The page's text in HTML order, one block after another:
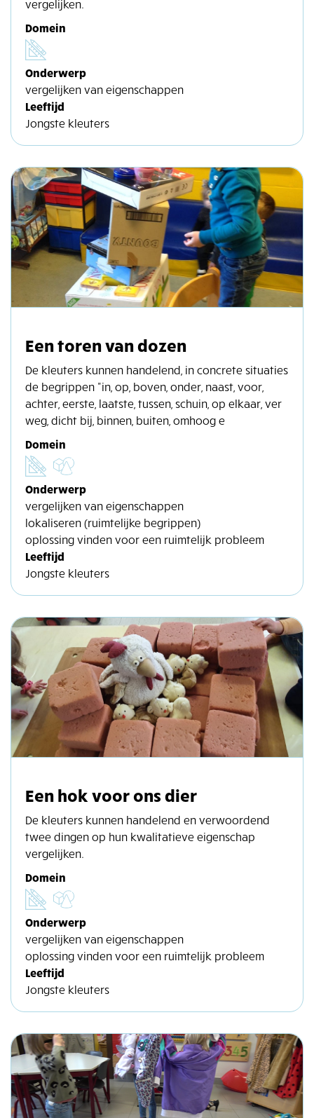
vergelijken.
Domein
Onderwerp
vergelijken van eigenschappen
Leeftijd
Jongste kleuters
Een toren van dozen
De kleuters kunnen handelend, in concrete situaties
de begrippen "in, op, boven, onder, naast, voor,
achter, eerste, laatste, tussen, schuin, op elkaar, ver
weg, dicht bij, binnen, buiten, omhoog e
Domein
Onderwerp
vergelijken van eigenschappen
lokaliseren (ruimtelijke begrippen)
oplossing vinden voor een ruimtelijk probleem
Leeftijd
Jongste kleuters
Een hok voor ons dier
De kleuters kunnen handelend en verwoordend
twee dingen op hun kwalitatieve eigenschap
vergelijken.
Domein
Onderwerp
vergelijken van eigenschappen
oplossing vinden voor een ruimtelijk probleem
Leeftijd
Jongste kleuters